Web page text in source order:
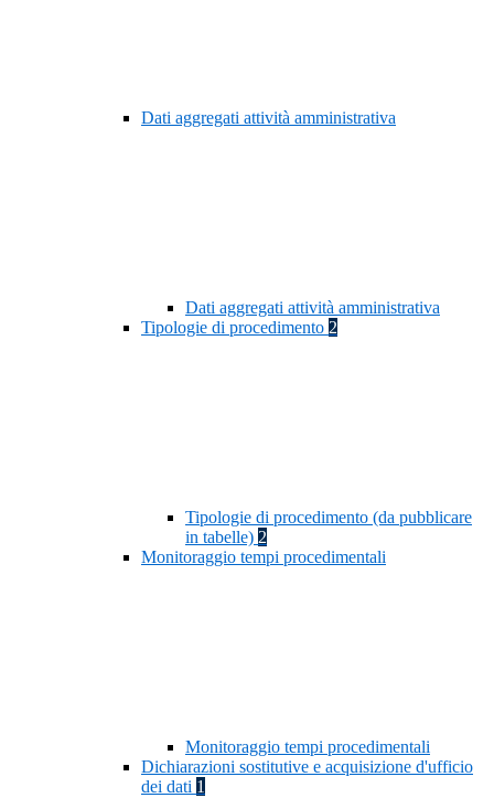
Dati aggregati attività amministrativa
Dati aggregati attività amministrativa
Tipologie di procedimento 2
Tipologie di procedimento (da pubblicare
in tabelle) 2
Monitoraggio tempi procedimentali
Monitoraggio tempi procedimentali
Dichiarazioni sostitutive e acquisizione d'ufficio
dei dati 1